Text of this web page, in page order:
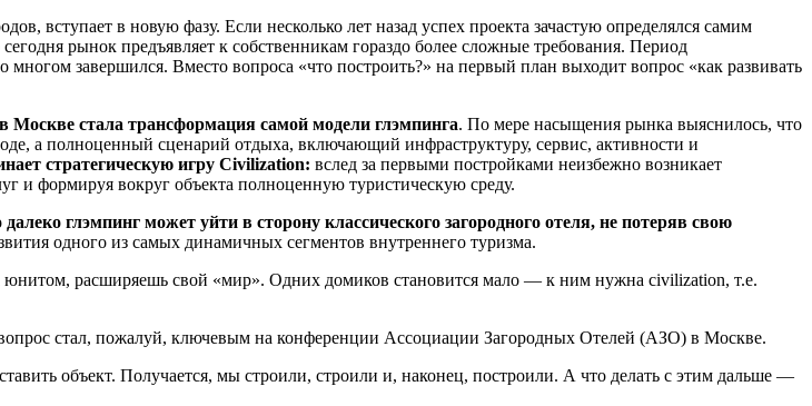
вступает в новую фазу. Если несколько лет назад успех проекта зачастую определялся самим
рынок предъявляет к собственникам гораздо более сложные требования. Период
завершился. Вместо вопроса «что построить?» на первый план выходит вопрос «как развивать
стала трансформация самой модели глэмпинга. По мере насыщения рынка выяснилось, что
а полноценный сценарий отдыха, включающий инфраструктуру, сервис, активности и
стратегическую игру Civilization: вслед за первыми постройками неизбежно возникает
и формируя вокруг объекта полноценную туристическую среду.
глэмпинг может уйти в сторону классического загородного отеля, не потеряв свою
одного из самых динамичных сегментов внутреннего туризма.
расширяешь свой «мир». Одних домиков становится мало — к ним нужна civilization, т.е.
стал, пожалуй, ключевым на конференции Ассоциации Загородных Отелей (АЗО) в Москве.
объект. Получается, мы строили, строили и, наконец, построили. А что делать с этим дальше —